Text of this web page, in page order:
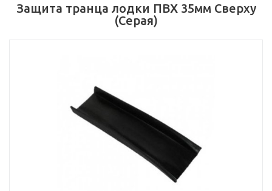
Защита транца лодки ПВХ 35мм Сверху
(Серая)